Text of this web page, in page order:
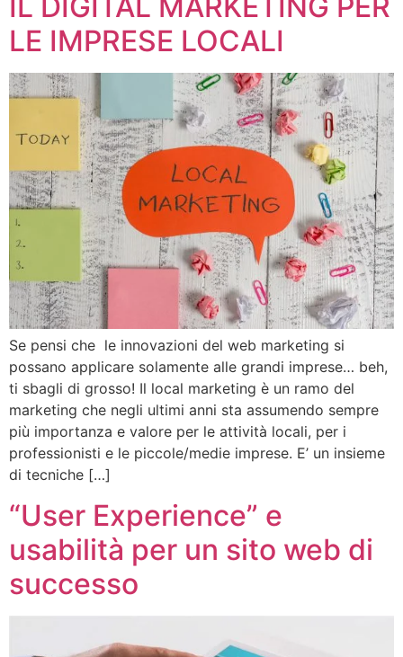
LE IMPRESE LOCALI
Se pensi che le innovazioni del web marketing si
possano applicare solamente alle grandi imprese… beh,
ti sbagli di grosso! Il local marketing è un ramo del
marketing che negli ultimi anni sta assumendo sempre
più importanza e valore per le attività locali, per i
professionisti e le piccole/medie imprese. E’ un insieme
di tecniche […]
“User Experience” e
usabilità per un sito web di
successo